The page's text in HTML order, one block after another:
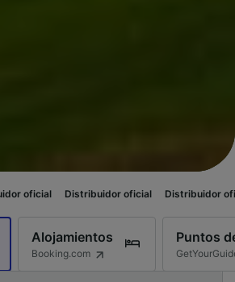
Distribuidor oficial Distribuidor oficial
Alojamientos
Booking.com
Puntos